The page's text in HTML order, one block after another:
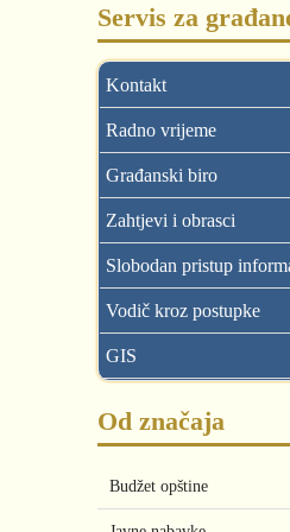
Servis za
Kontakt
Radno vrijeme
Građanski biro
Zahtjevi i obrasci
Slobodan pristup
Vodič kroz postupke
GIS
Od značaja
Budžet opštine